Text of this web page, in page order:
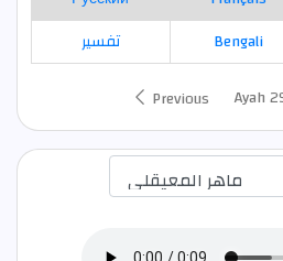
تفسير
Bengali
Previous
Ayah